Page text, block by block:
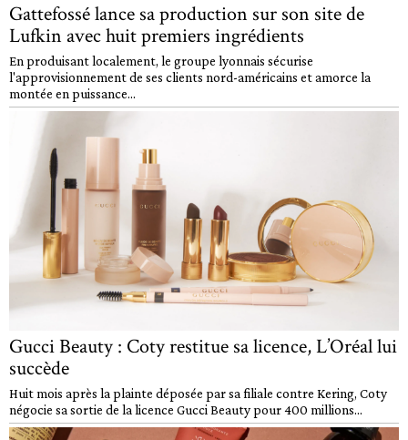
Gattefossé lance sa production sur son site de
Lufkin avec huit premiers ingrédients
En produisant localement, le groupe lyonnais sécurise
l'approvisionnement de ses clients nord-américains et amorce la
montée en puissance...
Gucci Beauty : Coty restitue sa licence, L’Oréal lui
succède
Huit mois après la plainte déposée par sa filiale contre Kering, Coty
négocie sa sortie de la licence Gucci Beauty pour 400 millions...